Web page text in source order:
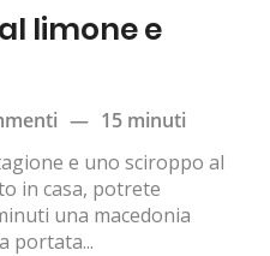
limone e
— 15 minuti
e uno sciroppo al
in casa, potrete
una macedonia
portata...